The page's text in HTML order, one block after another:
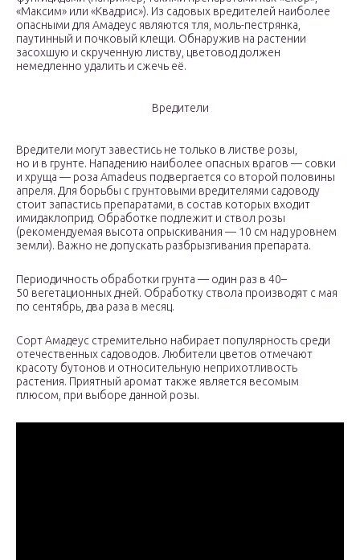
«Максим» или «Квадрис»). Из садовых вредителей наиболее
опасными для Амадеус являются тля, моль-пестрянка,
паутинный и почковый клещи. Обнаружив на растении
засохшую и скрученную листву, цветовод должен
немедленно удалить и сжечь её.
Вредители
Вредители могут завестись не только в листве розы,
но и в грунте. Нападению наиболее опасных врагов — совки
и хруща — роза Amadeus подвергается со второй половины
апреля. Для борьбы с грунтовыми вредителями садоводу
стоит запастись препаратами, в состав которых входит
имидаклоприд. Обработке подлежит и ствол розы
(рекомендуемая высота опрыскивания — 10 см над уровнем
земли). Важно не допускать разбрызгивания препарата.
Периодичность обработки грунта — один раз в 40–
50 вегетационных дней. Обработку ствола производят с мая
по сентябрь, два раза в месяц.
Сорт Амадеус стремительно набирает популярность среди
отечественных садоводов. Любители цветов отмечают
красоту бутонов и относительную неприхотливость
растения. Приятный аромат также является весомым
плюсом, при выборе данной розы.